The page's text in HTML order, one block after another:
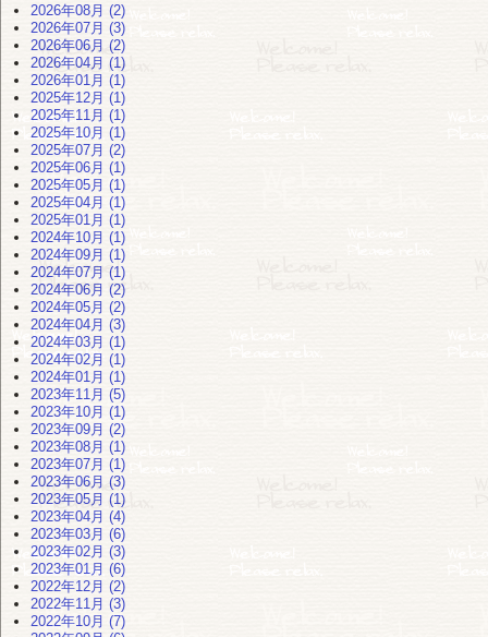
2026年08月 (2)
2026年07月 (3)
2026年06月 (2)
2026年04月 (1)
2026年01月 (1)
2025年12月 (1)
2025年11月 (1)
2025年10月 (1)
2025年07月 (2)
2025年06月 (1)
2025年05月 (1)
2025年04月 (1)
2025年01月 (1)
2024年10月 (1)
2024年09月 (1)
2024年07月 (1)
2024年06月 (2)
2024年05月 (2)
2024年04月 (3)
2024年03月 (1)
2024年02月 (1)
2024年01月 (1)
2023年11月 (5)
2023年10月 (1)
2023年09月 (2)
2023年08月 (1)
2023年07月 (1)
2023年06月 (3)
2023年05月 (1)
2023年04月 (4)
2023年03月 (6)
2023年02月 (3)
2023年01月 (6)
2022年12月 (2)
2022年11月 (3)
2022年10月 (7)